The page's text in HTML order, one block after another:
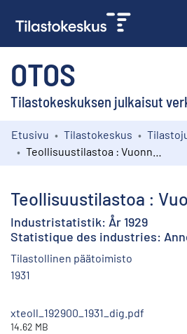
OTOS
Tilastokeskuksen julkaisut
Kokoelmat
Etusivu Tilastokeskus
Teollisuustilastoa :
Industristatistik: År 1929
Statistique des industries:
Tilastollinen päätoimisto
1931
xteoll_192900_1931_dig.pdf
14.62 MB